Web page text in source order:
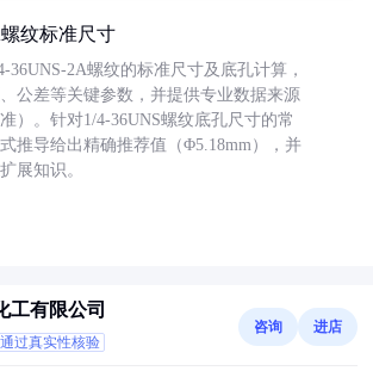
纹标准尺寸
36UNS-2A螺纹的标准尺寸及底孔计算，
公差等关键参数，并提供专业数据来源
准）。针对1/4-36UNS螺纹底孔尺寸的常
推导给出精确推荐值（Φ5.18mm），并
展知识。
工有限公司
通过真实性核验
咨询 进店